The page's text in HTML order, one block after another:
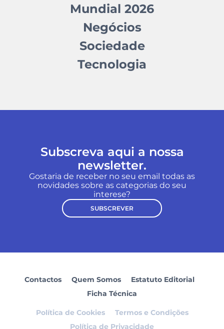
Mundial 2026
Negócios
Sociedade
Tecnologia
Subscreva aqui a nossa
newsletter.
Gostaria de receber no seu email todas as
novidades sobre as categorias do seu
interese?
SUBSCREVER
Contactos Quem Somos
Estatuto Editorial
Ficha Técnica
Política de Cookies
Termos e Condições
Política de Privacidade